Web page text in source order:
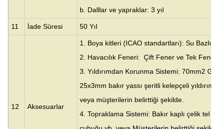
b. Dalllar ve yapraklar: 3 yıl
11 İade Süresi 50 Yıl
12 Aksesuarlar
1. Boya kitleri (ICAO standartları): Su Bazlı
2. Havacılık Feneri: Çift Fener ve Tek
3. Yıldırımdan Korunma Sistemi: 70mm2
25x3mm bakır yassı şeritli kelepçeli
veya müşterilerin belirttiği şekilde.
4. Topraklama Sistemi: Bakır kaplı çelik tel